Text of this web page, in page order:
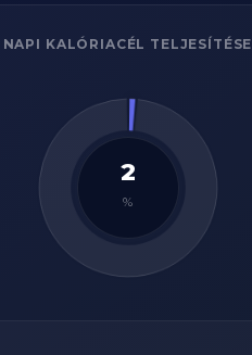
NAPI KALÓRIACÉL TELJESÍTÉSE
2
%